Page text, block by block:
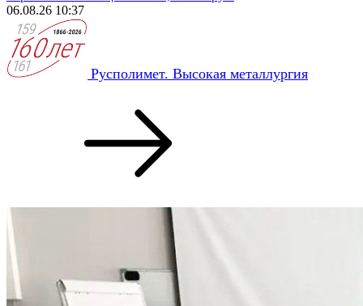
06.08.26 10:37
Русполимет. Высокая металлургия